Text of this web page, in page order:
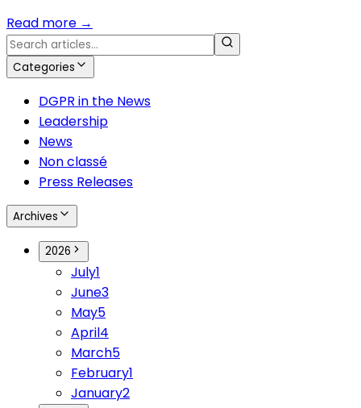
Read more →
Categories
DGPR in the News
Leadership
News
Non classé
Press Releases
Archives
2026
July1
June3
May5
April4
March5
February1
January2